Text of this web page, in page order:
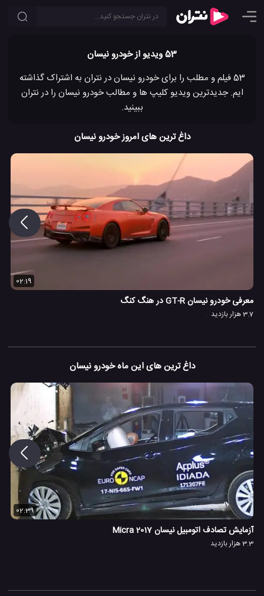
53 ویدیو از خودرو نیسان
53 فیلم و مطلب را برای خودرو نیسان در نتران به اشتراک گذاشته
ایم. جدیدترین ویدیو کلیپ ها و مطالب خودرو نیسان را در نتران
ببینید.
داغ ترین های امروز خودرو نیسان
02:19
معرفی خودرو نیسان GT-R در هنگ کنگ
3.7 هزار بازدید
داغ ترین های این ماه خودرو نیسان
02:39
آزمایش تصادف اتومبیل نیسان Micra 2017
3.3 هزار بازدید